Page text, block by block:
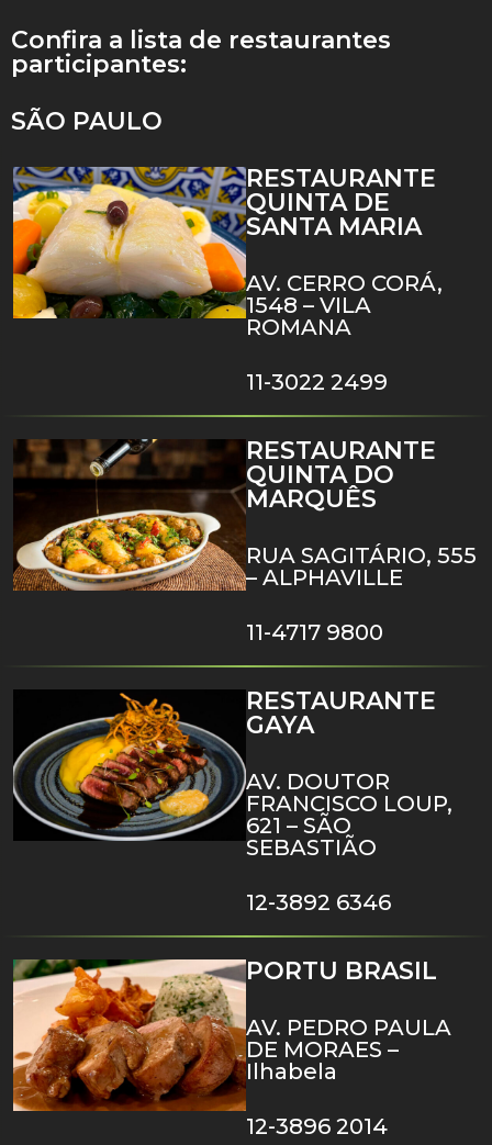
Confira a lista de restaurantes
participantes:
SÃO PAULO
RESTAURANTE
QUINTA DE
SANTA MARIA
AV. CERRO CORÁ,
1548 – VILA
ROMANA
11-3022 2499
RESTAURANTE
QUINTA DO
MARQUÊS
RUA SAGITÁRIO, 555
– ALPHAVILLE
11-4717 9800
RESTAURANTE
GAYA
AV. DOUTOR
FRANCISCO LOUP,
621 – SÃO
SEBASTIÃO
12-3892 6346
PORTU BRASIL
AV. PEDRO PAULA
DE MORAES –
Ilhabela
12-3896 2014